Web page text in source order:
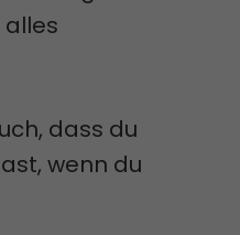
alles
dass du
wenn du